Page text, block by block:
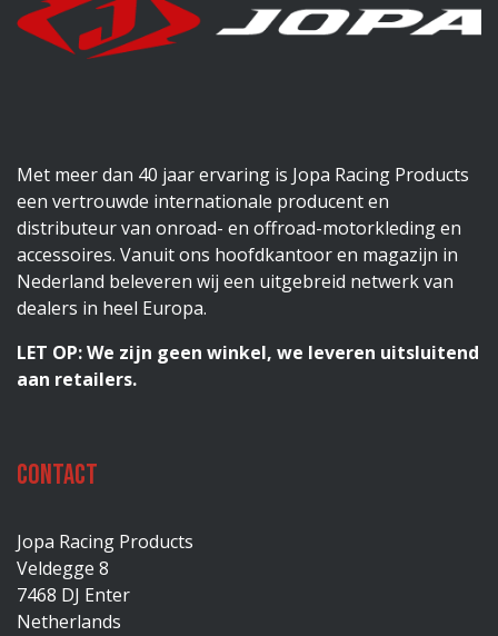
Met meer dan 40 jaar ervaring is Jopa Racing Products
een vertrouwde internationale producent en
distributeur van onroad- en offroad-motorkleding en
accessoires. Vanuit ons hoofdkantoor en magazijn in
Nederland beleveren wij een uitgebreid netwerk van
dealers in heel Europa.
LET OP: We zijn geen winkel, we leveren uitsluitend
aan retailers.
Contact
Jopa Racing Products
Veldegge 8
7468 DJ Enter
Netherlands